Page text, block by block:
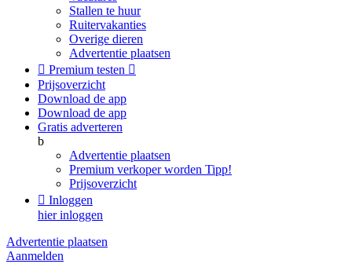
Stallen te huur
Ruitervakanties
Overige dieren
Advertentie plaatsen
 Premium testen 
Prijsoverzicht
Download de app
Download de app
Gratis adverteren
b
Advertentie plaatsen
Premium verkoper worden Tipp!
Prijsoverzicht
 Inloggen
hier inloggen
Advertentie plaatsen
Aanmelden